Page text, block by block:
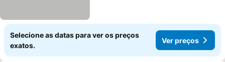
Selecione as datas para ver os preços
exatos.
Ver preços